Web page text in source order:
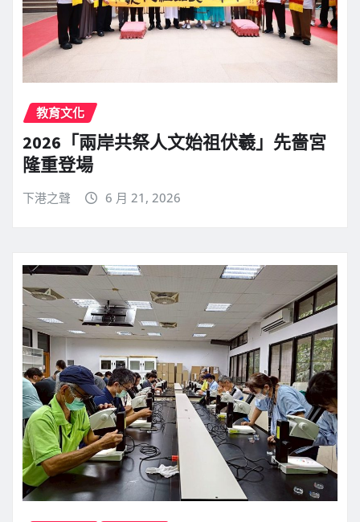
教育文化
2026「兩岸共祭人文始祖伏羲」先嗇宮
隆重登場
下港之聲 6 月 21, 2026